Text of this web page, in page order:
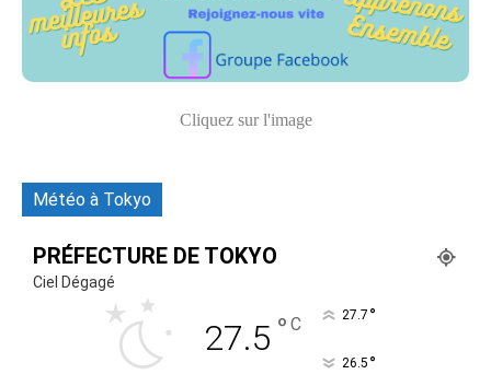
Cliquez sur l'image
Météo à Tokyo
PRÉFECTURE DE TOKYO
Ciel Dégagé
27.5 ° C 27.7 °
26.5 °